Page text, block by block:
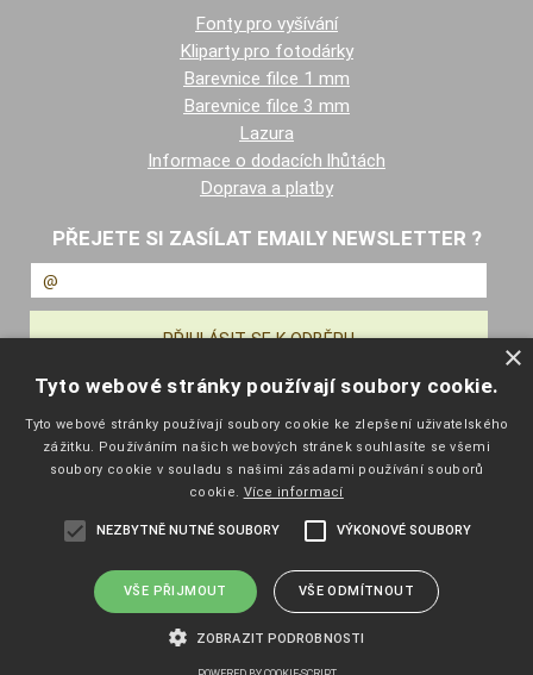
Fonty pro vyšívání
Kliparty pro fotodárky
Barevnice filce 1 mm
Barevnice filce 3 mm
Lazura
Informace o dodacích lhůtách
Doprava a platby
PŘEJETE SI ZASÍLAT EMAILY NEWSLETTER ?
NAVIGACE
Úvodní strana
Katalog zboží
Obchodní podmínky
Odstoupení od smlouvy
eshop.pelisport.cz,provozováno na systému
×
Tyto webové stránky používají soubory cookie.
Tyto webové stránky používají soubory cookie ke zlepšení uživatelského
zážitku. Používáním našich webových stránek souhlasíte se všemi
soubory cookie v souladu s našimi zásadami používání souborů
cookie. Více informací
NEZBYTNĚ NUTNÉ SOUBORY VÝKONOVÉ SOUBORY
VŠE PŘIJMOUT VŠE ODMÍTNOUT
ZOBRAZIT PODROBNOSTI